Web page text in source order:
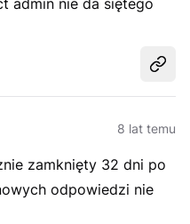
admin nie da siętego
8 lat temu
zamknięty 32 dni po
odpowiedzi nie